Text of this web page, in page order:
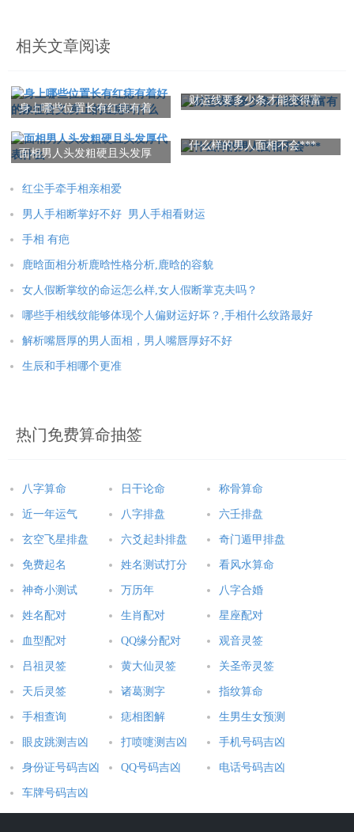
干，容易患脑血管疾病，高血压，糖尿病等。而且个性比较固
本文： 看手相分析命运怎么看
相关文章阅读
身上哪些位置长有红痣有着
什么
财运线要多少条才能变得富
面相男人头发粗硬且头发厚
什么样的男人面相不会***
红尘手牵手相亲相爱
男人手相断掌好不好 男人手相看财运
手相 有疤
鹿晗面相分析鹿晗性格分析,鹿晗的容貌
女人假断掌纹的命运怎么样,女人假断掌克夫吗？
哪些手相线纹能够体现个人偏财运好坏？,手相什么纹路最好
解析嘴唇厚的男人面相，男人嘴唇厚好不好
生辰和手相哪个更准
热门免费算命抽签
八字算命 日干论命 称骨算命
近一年运气 八字排盘 六壬排盘
玄空飞星排盘 六爻起卦排盘 奇门遁甲排盘
免费起名 姓名测试打分 看风水算命
神奇小测试 万历年 八字合婚
姓名配对 生肖配对 星座配对
血型配对 QQ缘分配对 观音灵签
吕祖灵签 黄大仙灵签 关圣帝灵签
天后灵签 诸葛测字 指纹算命
手相查询 痣相图解 生男生女预测
眼皮跳测吉凶 打喷嚏测吉凶 手机号码吉凶
身份证号码吉凶 QQ号码吉凶 电话号码吉凶
车牌号码吉凶